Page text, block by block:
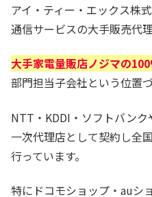
アイ・ティー・エックス株
通信サービスの大手販売代理
大手家電量販店ノジマの
部門担当子会社という位置づ
NTT・KDDI・ソフトバン
一次代理店として契約し全
行っています。
特にドコモショップ・auシ